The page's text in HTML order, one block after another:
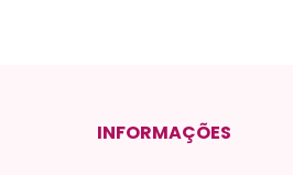
INFORMAÇÕES